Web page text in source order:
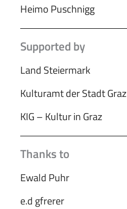
Heimo Puschnigg
Supported by
Land Steiermark
Kulturamt der Stadt Graz
KIG – Kultur in Graz
Thanks to
Ewald Puhr
e.d gfrerer